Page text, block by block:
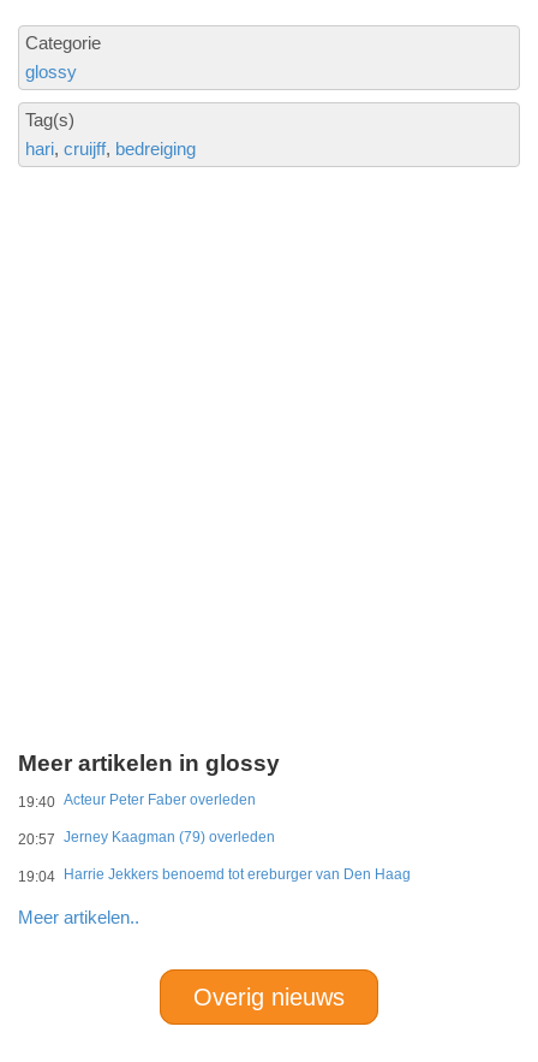
Categorie
glossy
Tag(s)
hari cruijff bedreiging
Meer artikelen in glossy
19:40 Acteur Peter Faber overleden
20:57 Jerney Kaagman (79) overleden
19:04 Harrie Jekkers benoemd tot ereburger van Den Haag
Meer artikelen..
Overig nieuws